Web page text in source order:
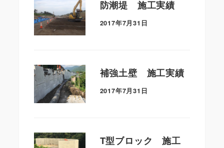
防潮堤 施工実績
2017年7月31日
補強土壁 施工実績
2017年7月31日
T型ブロック 施工